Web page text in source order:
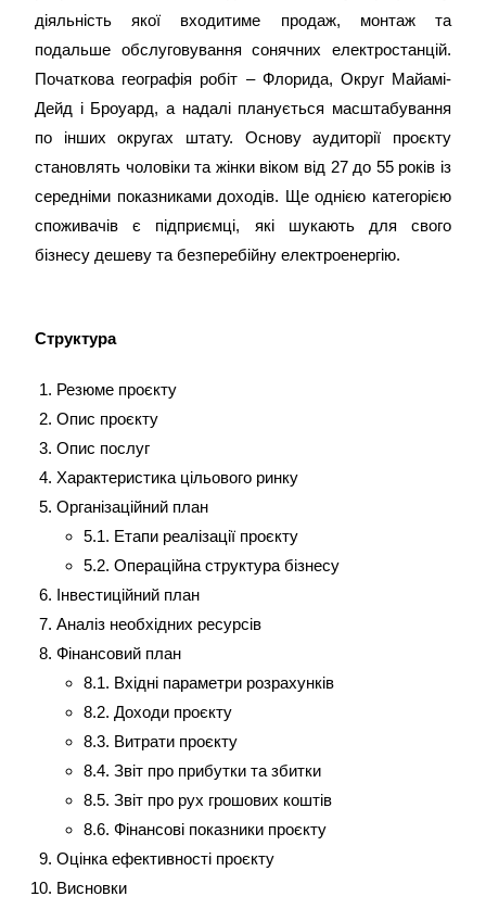
діяльність якої входитиме продаж, монтаж та
подальше обслуговування сонячних електростанцій.
Початкова географія робіт – Флорида, Округ Майамі-
Дейд і Броуард, а надалі планується масштабування
по інших округах штату. Основу аудиторії проєкту
становлять чоловіки та жінки віком від 27 до 55 років із
середніми показниками доходів. Ще однією категорією
споживачів є підприємці, які шукають для свого
бізнесу дешеву та безперебійну електроенергію.
Структура
Резюме проєкту
Опис проєкту
Опис послуг
Характеристика цільового ринку
Організаційний план
5.1. Етапи реалізації проєкту
5.2. Операційна структура бізнесу
Інвестиційний план
Аналіз необхідних ресурсів
Фінансовий план
8.1. Вхідні параметри розрахунків
8.2. Доходи проєкту
8.3. Витрати проєкту
8.4. Звіт про прибутки та збитки
8.5. Звіт про рух грошових коштів
8.6. Фінансові показники проєкту
Оцінка ефективності проєкту
Висновки